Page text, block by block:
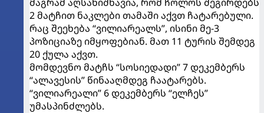
2 მატჩით ნაკლები თამაში აქვთ ჩატარებული.
რაც შეეხება “ვილიარეალს”, ისინი მე-3
პოზიციაზე იმყოფებიან. მათ 11 ტურის შემდეგ
20 ქულა აქვთ.
მომდევნო მატჩს “სოსიედადი” 7 დეკემბერს
“ალავესის” წინააღმდეგ ჩაატარებს.
“ვილიარეალი” 6 დეკემბერს “ელჩეს”
უმასპინძლებს.